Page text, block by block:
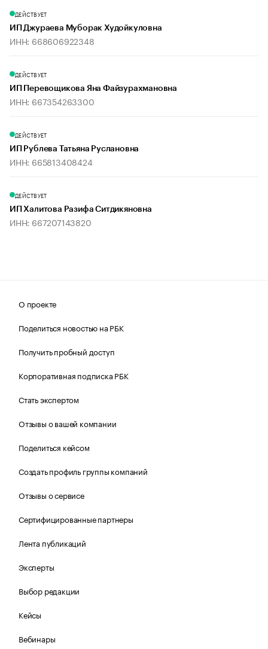
ДЕЙСТВУЕТ
ИП Джураева Муборак Худойкуловна
ИНН: 668606922348
ДЕЙСТВУЕТ
ИП Перевощикова Яна Файзурахмановна
ИНН: 667354263300
ДЕЙСТВУЕТ
ИП Рублева Татьяна Руслановна
ИНН: 665813408424
ДЕЙСТВУЕТ
ИП Халитова Разифа Ситдикяновна
ИНН: 667207143820
О проекте
Поделиться новостью на РБК
Получить пробный доступ
Корпоративная подписка РБК
Стать экспертом
Отзывы о вашей компании
Поделиться кейсом
Создать профиль группы компаний
Отзывы о сервисе
Сертифицированные партнеры
Лента публикаций
Эксперты
Выбор редакции
Кейсы
Вебинары